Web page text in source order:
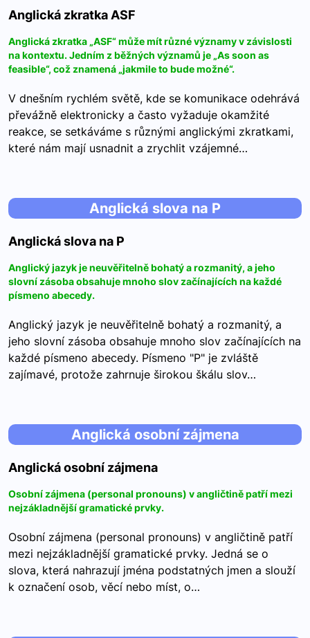
Anglická zkratka ASF
Anglická zkratka „ASF“ může mít různé významy v závislosti
na kontextu. Jedním z běžných významů je „As soon as
feasible“, což znamená „jakmile to bude možné“.
V dnešním rychlém světě, kde se komunikace odehrává
převážně elektronicky a často vyžaduje okamžité
reakce, se setkáváme s různými anglickými zkratkami,
které nám mají usnadnit a zrychlit vzájemné…
Anglická slova na P
Anglická slova na P
Anglický jazyk je neuvěřitelně bohatý a rozmanitý, a jeho
slovní zásoba obsahuje mnoho slov začínajících na každé
písmeno abecedy.
Anglický jazyk je neuvěřitelně bohatý a rozmanitý, a
jeho slovní zásoba obsahuje mnoho slov začínajících na
každé písmeno abecedy. Písmeno "P" je zvláště
zajímavé, protože zahrnuje širokou škálu slov…
Anglická osobní zájmena
Anglická osobní zájmena
Osobní zájmena (personal pronouns) v angličtině patří mezi
nejzákladnější gramatické prvky.
Osobní zájmena (personal pronouns) v angličtině patří
mezi nejzákladnější gramatické prvky. Jedná se o
slova, která nahrazují jména podstatných jmen a slouží
k označení osob, věcí nebo míst, o…